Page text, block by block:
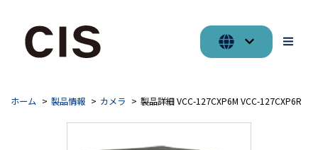
ホーム 製品情報 カメラ 製品詳細 VCC-127CXP6M VCC-127CXP6R